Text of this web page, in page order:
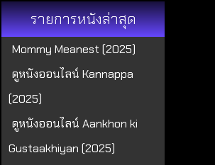
รายการหนังล่าสุด
Mommy Meanest (2025)
ดูหนังออนไลน์ Kannappa
(2025)
ดูหนังออนไลน์ Aankhon ki
Gustaakhiyan (2025)